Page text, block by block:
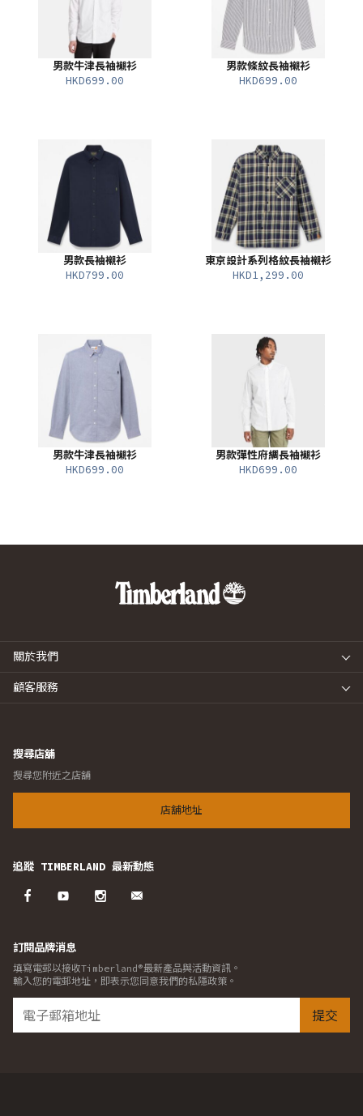
男款牛津長袖襯衫
HKD699.00
男款條紋長袖襯衫
HKD699.00
男款長袖襯衫
HKD799.00
東京設計系列格紋長袖襯衫
HKD1,299.00
男款牛津長袖襯衫
HKD699.00
男款彈性府綢長袖襯衫
HKD699.00
關於我們
顧客服務
搜尋店舖
搜尋您附近之店舖
店舖地址
追蹤 TIMBERLAND 最新動態
訂閱品牌消息
填寫電郵以接收Timberland®最新產品與活動資訊。
輸入您的電郵地址，即表示您同意我們的私隱政策。
提交